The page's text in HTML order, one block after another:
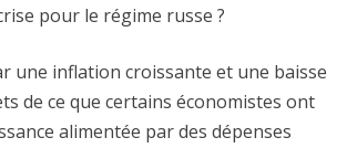
pour le régime russe ?
une inflation croissante et une baisse
de ce que certains économistes ont
alimentée par des dépenses